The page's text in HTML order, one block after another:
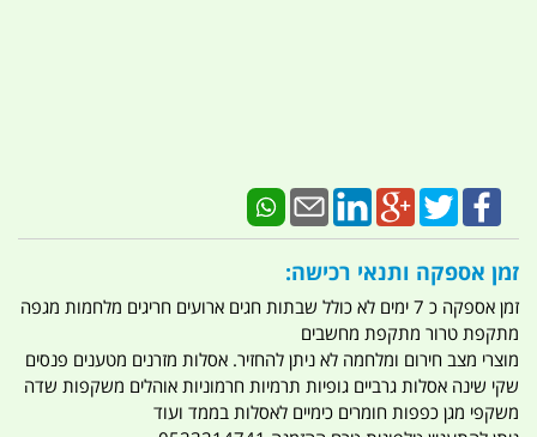
זמן אספקה ותנאי רכישה:
זמן אספקה כ 7 ימים לא כולל שבתות חגים ארועים חריגים מלחמות מגפה
מתקפת טרור מתקפת מחשבים
מוצרי מצב חירום ומלחמה לא ניתן להחזיר. אסלות מזרנים מטענים פנסים
שקי שינה אסלות גרביים גופיות תרמיות חרמוניות אוהלים משקפות שדה
משקפי מגן כפפות חומרים כימיים לאסלות בממד ועוד